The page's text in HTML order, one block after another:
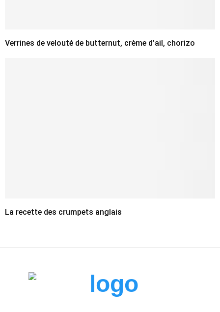
Verrines de velouté de butternut, crème d’ail, chorizo
La recette des crumpets anglais